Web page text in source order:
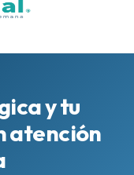
y tu
atención